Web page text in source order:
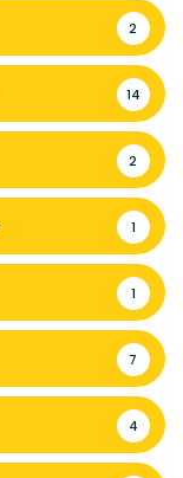
2
14
2
1
1
7
4